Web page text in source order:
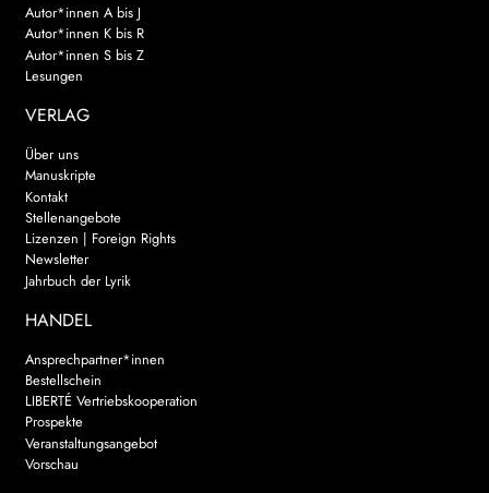
Autor*innen A bis J
Autor*innen K bis R
Autor*innen S bis Z
Lesungen
VERLAG
Über uns
Manuskripte
Kontakt
Stellenangebote
Lizenzen | Foreign Rights
Newsletter
Jahrbuch der Lyrik
HANDEL
Ansprechpartner*innen
Bestellschein
LIBERTÉ Vertriebskooperation
Prospekte
Veranstaltungsangebot
Vorschau